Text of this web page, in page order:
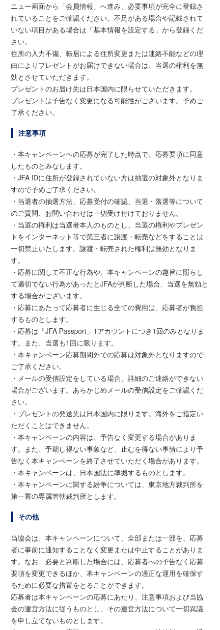
ニュー画面から「会員情報」へ進み、必要事項が完全に登録さ
れていることをご確認ください。不足がある場合や記載されて
いない項目がある場合は「基本情報を設定する」から登録くだ
さい。
住所の入力不備、転居による住所変更または連絡不能などの理
由によりプレゼントがお届けできない場合は、当選の権利を無
効とさせていただきます。
プレゼントのお届け先は日本国内に限らせていただきます。
プレゼントは予告なく変更になる可能性がございます。予めご
了承ください。
注意事項
・本キャンペーンへの応募が完了した時点で、応募要項に同意
したものとみなします。
・JFA IDに住所が登録されていない方は抽選の対象外となりま
すので予めご了承ください。
・当選者の抽選方法、応募受付の確認、当選・落選等について
のご質問、お問い合わせは一切受け付けておりません。
・当選の権利は当選者本人のものとし、当選の権利やプレゼン
トをインターネット等で第三者に譲渡・転売などをすることは
一切禁止いたします。譲渡・転売された権利は無効となりま
す。
・応募に関して不正な行為や、本キャンペーンの趣旨に照らし
て適切でない行為があったとJFAが判断した場合、当選を無効と
する場合がございます。
・応募にあたって応募者に生じる全ての費用は、応募者が負担
するものとします。
・応募は「JFA Passport」1アカウントにつき1回のみとなりま
す。また、当選も1回に限ります。
・本キャンペーン応募期間外での応募は対象外となりますので
ご了承ください。
・メールの受信設定をしている場合、詳細のご連絡ができない
場合がございます。あらかじめメールの受信設定をご確認くだ
さい。
・プレゼントの発送先は日本国内に限ります。海外をご指定い
ただくことはできません。
・本キャンペーンの内容は、予告なく変更する場合がありま
す。また、予期し得ない事象など、止むを得ない事情により予
告なく本キャンペーンを終了させていただく場合があります。
・本キャンペーンは、日本国法に準拠するものとします。
・本キャンペーンに関する紛争については、東京地方裁判所を
第一審の専属管轄裁判所とします。
その他
当協会は、本キャンペーンについて、全部または一部を、応募
者に事前に通知することなく変更または中止することがありま
す。なお、必要と判断した場合には、応募者への予告なく応募
要項を変更できるほか、本キャンペーンの適正な運用を確保す
るために必要な措置をとることができます。
応募者は本キャンペーンの応募にあたり、注意事項および当協
会の運営方法に従うものとし、その運営方法について一切異議
を申し立てないものとします。